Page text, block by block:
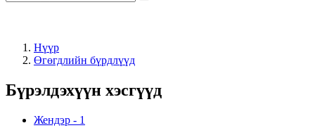
Нүүр
Өгөгдлийн бүрдлүүд
Бүрэлдэхүүн хэсгүүд
Жендэр - 1